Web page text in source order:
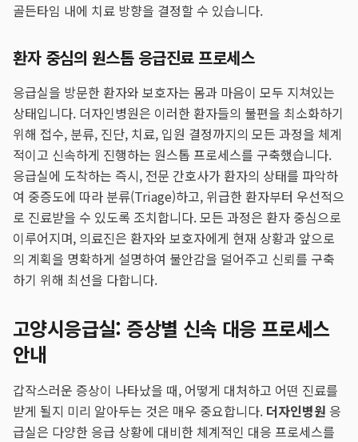
골든타임 내에 치료 방향을 결정할 수 있습니다.
환자 중심의 원스톱 응급진료 프로세스
응급실을 방문한 환자와 보호자는 몸과 마음이 모두 지쳐있는
상태입니다. 더자인병원은 이러한 환자들의 불편을 최소화하기
위해 접수, 분류, 진단, 치료, 입원 결정까지의 모든 과정을 체계
적이고 신속하게 진행하는 원스톱 프로세스를 구축했습니다.
응급실에 도착하는 즉시, 전문 간호사가 환자의 상태를 파악하
여 중증도에 따라 분류(Triage)하고, 위급한 환자부터 우선적으
로 진료받을 수 있도록 조치합니다. 모든 과정은 환자 중심으로
이루어지며, 의료진은 환자와 보호자에게 현재 상황과 앞으로
의 계획을 명확하게 설명하여 불안감을 덜어주고 신뢰를 구축
하기 위해 최선을 다합니다.
고양시응급실: 증상별 신속 대응 프로세스
안내
갑작스러운 증상이 나타났을 때, 어떻게 대처하고 어떤 진료를
받게 될지 미리 알아두는 것은 매우 중요합니다. 더자인병원 응
급실은 다양한 응급 상황에 대비한 체계적인 대응 프로세스를